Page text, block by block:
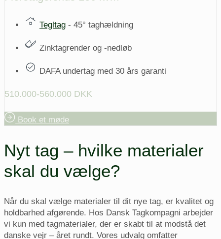
Tegltag - 45° taghældning
Zinktagrender og -nedløb
DAFA undertag med 30 års garanti
510.000-560.000 DKK
Book et møde
Nyt tag – hvilke materialer
skal du vælge?
Når du skal vælge materialer til dit nye tag, er kvalitet og
holdbarhed afgørende. Hos Dansk Tagkompagni arbejder
vi kun med tagmaterialer, der er skabt til at modstå det
danske vejr – året rundt. Vores udvalg omfatter